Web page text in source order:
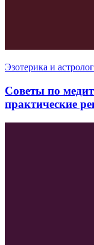
Эзотерика и
Советы по
практические